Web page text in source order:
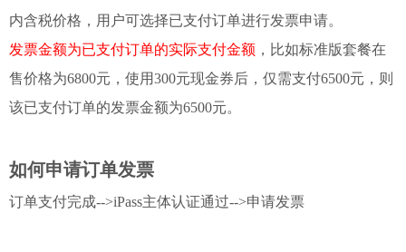
内含税价格，用户可选择已支付订单进行发票申请。
发票金额为已支付订单的实际支付金额 ，比如标准版套餐在
售价格为6800元，使用300元现金券后，仅需支付6500元，则
该已支付订单的发票金额为6500元。
如何申请订单发票
订单支付完成-->iPass主体认证通过-->申请发票